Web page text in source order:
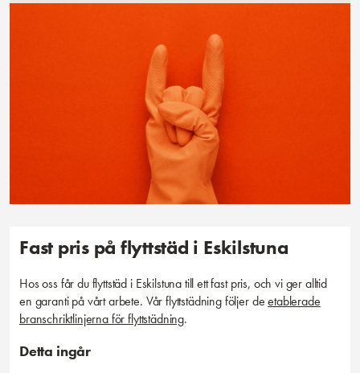
Fast pris på flyttstäd i Eskilstuna
Hos oss får du flyttstäd i Eskilstuna till ett fast pris, och vi ger alltid
en garanti på vårt arbete. Vår flyttstädning följer deetablerade
branschriktlinjerna för flyttstädning.
Detta ingår